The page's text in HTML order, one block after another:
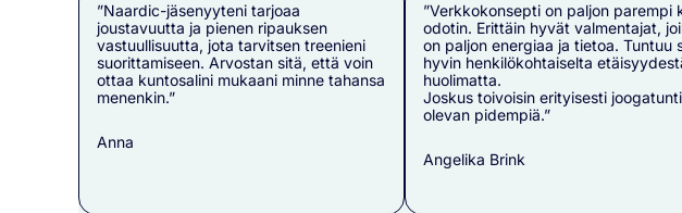
”Naardic-jäsenyyteni tarjoaa
joustavuutta ja pienen ripauksen
vastuullisuutta, jota tarvitsen treenieni
suorittamiseen. Arvostan sitä, että voin
ottaa kuntosalini mukaani minne tahansa
menenkin.”
Anna
”Verkkokonsepti on paljon parempi
odotin. Erittäin hyvät valmentajat,
on paljon energiaa ja tietoa. Tuntuu
hyvin henkilökohtaiselta
huolimatta.
Joskus toivoisin erityisesti
olevan pidempiä.”
Angelika Brink